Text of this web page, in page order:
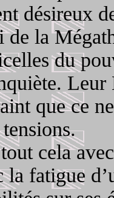
désireux
de la
du
Leur
que ce
cela
la fatigue